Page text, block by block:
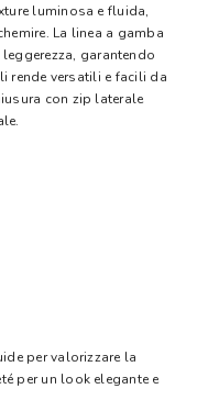
luminosa e fluida,
La linea a gamba
garantendo
rende versatili e facili da
con zip laterale
per valorizzare la
per un look elegante e